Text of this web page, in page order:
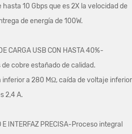
10 Gbps que es 2X la velocidad de
de energía de 100W.
CARGA USB CON HASTA 40%-
cobre estañado de calidad.
inferior a 280 MΩ, caída de voltaje inferior
2,4 A.
E INTERFAZ PRECISA-Proceso integral